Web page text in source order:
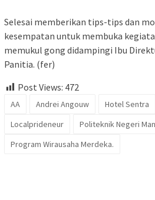
Selesai memberikan tips-tips dan
kesempatan untuk membuka
memukul gong didampingi Ibu
Panitia. (fer)
Post Views: 472
AA Andrei Angouw Hotel Sentra
Localprideneur
Politeknik Negeri
Program Wirausaha Merdeka.